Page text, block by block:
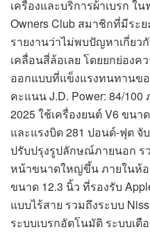
เครื่องและบริการผ้าเบรก ใ
Owners Club สมาชิกที่มีระ
รายงานว่าไม่พบปัญหาเกี่ยว
เคลื่อนสี่ล้อเลย โดยยกย่องค
ออกแบบที่แข็งแรงทนทานขอ
คะแนน J.D. Power: 84/100
2025 ใช้เครื่องยนต์ V6 ขนา
และแรงบิด 281 ปอนด์-ฟุต จั
ปรับปรุงรูปลักษณ์ภายนอก ร
หน้าขนาดใหญ่ขึ้น ภายในห้
ขนาด 12.3 นิ้ว ที่รองรับ
แบบไร้สาย รวมถึงระบบ
ระบบเบรกอัตโนมัติ ระบบเ